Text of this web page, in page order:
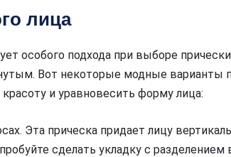
лица
особого подхода при выборе
Вот некоторые модные варианты
и уравновесить форму лица:
Эта прическа придает лицу
сделать укладку с разделением